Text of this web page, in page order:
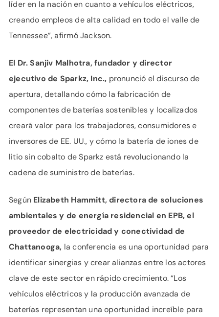
líder en la nación en cuanto a vehículos eléctricos,
creando empleos de alta calidad en todo el valle de
Tennessee”, afirmó Jackson.
El Dr. Sanjiv Malhotra, fundador y director
ejecutivo de Sparkz, Inc., pronunció el discurso de
apertura, detallando cómo la fabricación de
componentes de baterías sostenibles y localizados
creará valor para los trabajadores, consumidores e
inversores de EE. UU., y cómo la batería de iones de
litio sin cobalto de Sparkz está revolucionando la
cadena de suministro de baterías.
Según Elizabeth Hammitt, directora de soluciones
ambientales y de energía residencial en EPB, el
proveedor de electricidad y conectividad de
Chattanooga, la conferencia es una oportunidad para
identificar sinergias y crear alianzas entre los actores
clave de este sector en rápido crecimiento. “Los
vehículos eléctricos y la producción avanzada de
baterías representan una oportunidad increíble para